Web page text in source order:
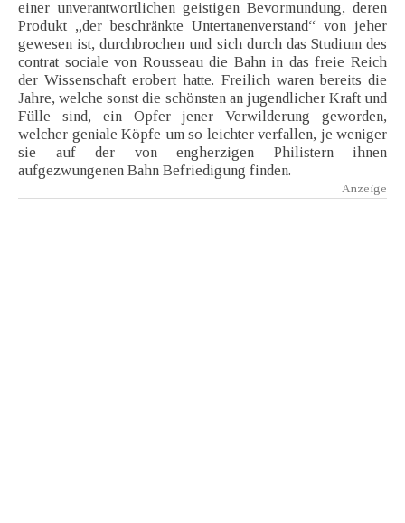
einer unverantwortlichen geistigen Bevormundung, deren
Produkt „der beschränkte Untertanenverstand“ von jeher
gewesen ist, durchbrochen und sich durch das Studium des
contrat sociale von Rousseau die Bahn in das freie Reich
der Wissenschaft erobert hatte. Freilich waren bereits die
Jahre, welche sonst die schönsten an jugendlicher Kraft und
Fülle sind, ein Opfer jener Verwilderung geworden,
welcher geniale Köpfe um so leichter verfallen, je weniger
sie auf der von engherzigen Philistern ihnen
aufgezwungenen Bahn Befriedigung finden.